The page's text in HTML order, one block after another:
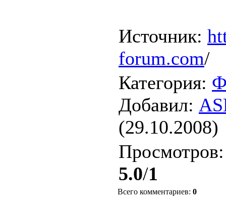
Источник:
forum.com/
Категория:
Добавил:
(29.10.2008)
Просмотров
5.0/1
Всего комментариев: 0